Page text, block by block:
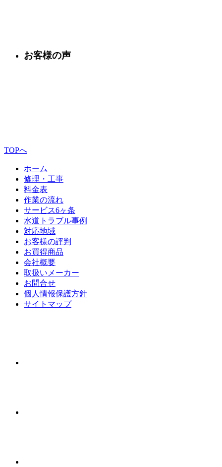
お客様の声
TOPへ
ホーム
修理・工事
料金表
作業の流れ
サービス6ヶ条
水道トラブル事例
対応地域
お客様の評判
お買得商品
会社概要
取扱いメーカー
お問合せ
個人情報保護方針
サイトマップ